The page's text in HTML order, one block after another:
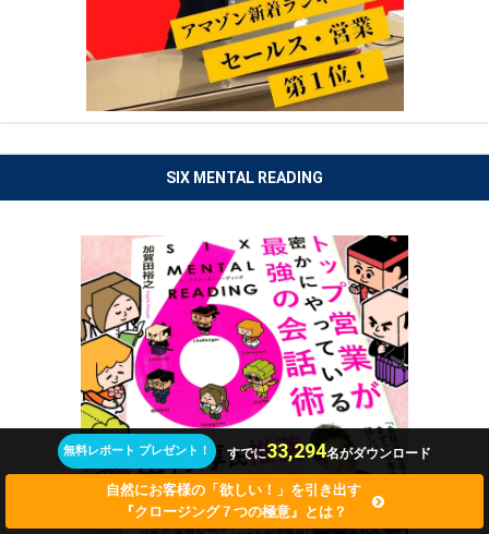
SIX MENTAL READING
無料レポート プレゼント！ すでに33,294名がダウンロード
自然にお客様の「欲しい！」を引き出す
『クロージング７つの極意』とは？